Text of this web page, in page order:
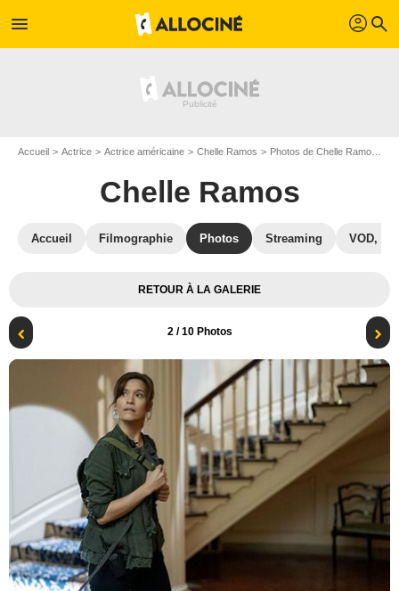
menu profil search
Accueil Actrice Actrice américaine Chelle Ramos Photos de Chelle Ramos
Chelle Ramos
Accueil Filmographie Photos Streaming VOD,
RETOUR À LA GALERIE
2/ 10 Photos